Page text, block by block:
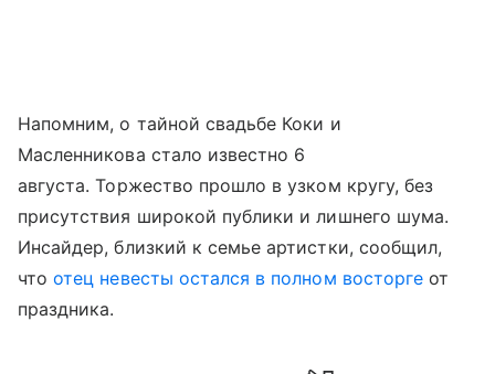
Напомним, о тайной свадьбе Коки и
Масленникова стало известно 6
августа. Торжество прошло в узком кругу, без
присутствия широкой публики и лишнего шума.
Инсайдер, близкий к семье артистки, сообщил,
чтоотец невесты остался в полном восторге от
праздника.